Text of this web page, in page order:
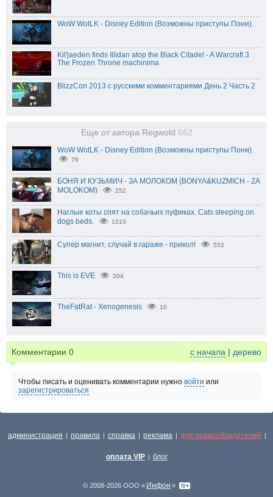
WoW WotLK - Disney Edition (Возможны приступы Пони).
Kil'jaeden finds Illidan atop the Black Citadel - A Warcraft 3
The Frozen Throne machinima
BlizzCon 2013 с русскими комментариями День 2 Часть 2
Еще от автора Regwold 662
WoW WotLK - Disney Edition (Возможны приступы Пони).
76
БОНЯ И КУЗЬМИЧ - ЗА МОЛОКОМ (BONYA&KUZMICH - ZA
MOLOKOM)
252
Наглые коты спят на собачьих пуфиках. Cats sleeping on
dogs beds.
1010
Супер магнит, случай в гараже - прикол! 552
This is EVE 204
TheFatRat - Xenogenesis 10
Комментарии 0 с начала | дерево
Чтобы писать и оценивать комментарии нужно войти или
зарегистрироваться
администрация | правила | справка | реклама | для правообладателей |
оплата VIP | блог
© 2008-2026 ООО « Инфон »